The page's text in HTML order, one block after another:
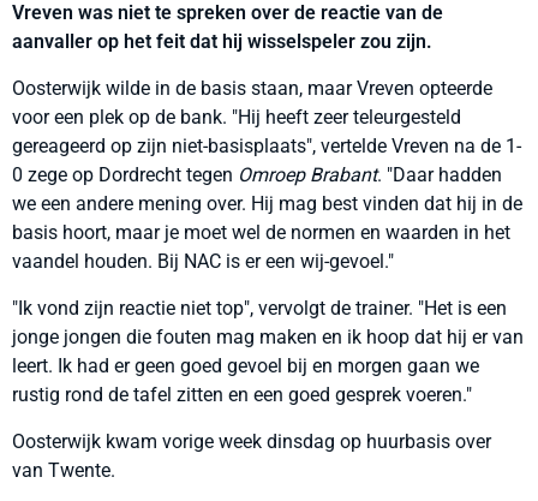
Vreven was niet te spreken over de reactie van de
aanvaller op het feit dat hij wisselspeler zou zijn.
Oosterwijk wilde in de basis staan, maar Vreven opteerde
voor een plek op de bank. "Hij heeft zeer teleurgesteld
gereageerd op zijn niet-basisplaats", vertelde Vreven na de 1-
0 zege op Dordrecht tegen Omroep Brabant. "Daar hadden
we een andere mening over. Hij mag best vinden dat hij in de
basis hoort, maar je moet wel de normen en waarden in het
vaandel houden. Bij NAC is er een wij-gevoel."
"Ik vond zijn reactie niet top", vervolgt de trainer. "Het is een
jonge jongen die fouten mag maken en ik hoop dat hij er van
leert. Ik had er geen goed gevoel bij en morgen gaan we
rustig rond de tafel zitten en een goed gesprek voeren."
Oosterwijk kwam vorige week dinsdag op huurbasis over
van Twente.